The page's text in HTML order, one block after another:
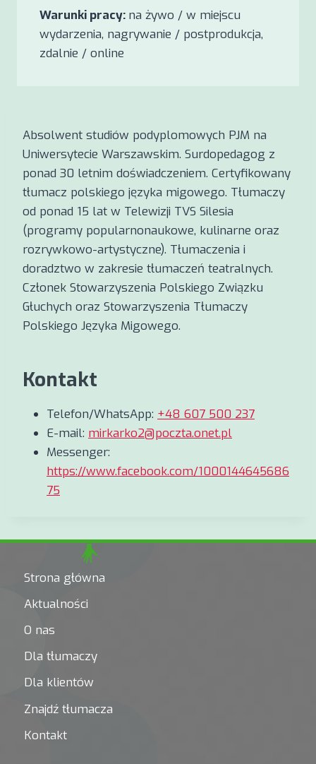
Warunki pracy: na żywo / w miejscu
wydarzenia, nagrywanie / postprodukcja,
zdalnie / online
Absolwent studiów podyplomowych PJM na
Uniwersytecie Warszawskim. Surdopedagog z
ponad 30 letnim doświadczeniem. Certyfikowany
tłumacz polskiego języka migowego. Tłumaczy
od ponad 15 lat w Telewizji TVS Silesia
(programy popularnonaukowe, kulinarne oraz
rozrywkowo-artystyczne). Tłumaczenia i
doradztwo w zakresie tłumaczeń teatralnych.
Członek Stowarzyszenia Polskiego Związku
Głuchych oraz Stowarzyszenia Tłumaczy
Polskiego Języka Migowego.
Kontakt
Telefon/WhatsApp: +48 607 500 237
E-mail: mirkarko2@poczta.onet.pl
Messenger:
https://www.facebook.com/1000144645686
75
Strona główna
Aktualności
O nas
Dla tłumaczy
Dla klientów
Znajdź tłumacza
Kontakt